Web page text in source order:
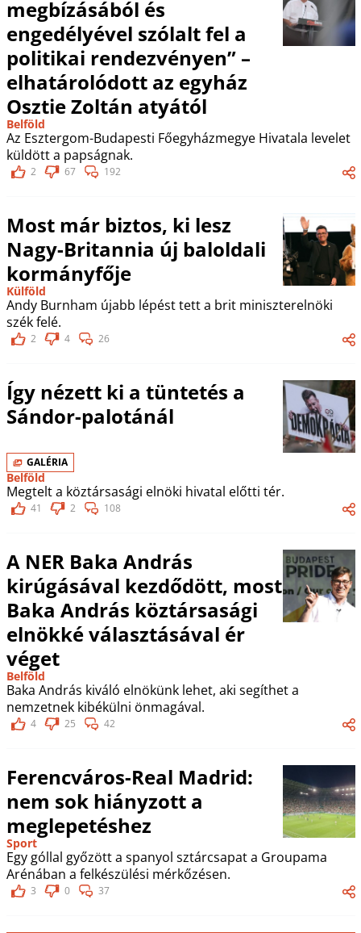
megbízásából és
engedélyével szólalt fel a
politikai rendezvényen” –
elhatárolódott az egyház
Osztie Zoltán atyától
Belföld
Az Esztergom-Budapesti Főegyházmegye Hivatala levelet
küldött a papságnak.
2 67 192
Most már biztos, ki lesz
Nagy-Britannia új baloldali
kormányfője
Külföld
Andy Burnham újabb lépést tett a brit miniszterelnöki
szék felé.
2 4 26
Így nézett ki a tüntetés a
Sándor-palotánál
GALÉRIA
Belföld
Megtelt a köztársasági elnöki hivatal előtti tér.
41 2 108
A NER Baka András
kirúgásával kezdődött, most
Baka András köztársasági
elnökké választásával ér
véget
Belföld
Baka András kiváló elnökünk lehet, aki segíthet a
nemzetnek kibékülni önmagával.
4 25 42
Ferencváros-Real Madrid:
nem sok hiányzott a
meglepetéshez
Sport
Egy góllal győzött a spanyol sztárcsapat a Groupama
Arénában a felkészülési mérkőzésen.
3 0 37